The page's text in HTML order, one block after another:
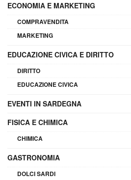
ECONOMIA E MARKETING
COMPRAVENDITA
MARKETING
EDUCAZIONE CIVICA E DIRITTO
DIRITTO
EDUCAZIONE CIVICA
EVENTI IN SARDEGNA
FISICA E CHIMICA
CHIMICA
GASTRONOMIA
DOLCI SARDI